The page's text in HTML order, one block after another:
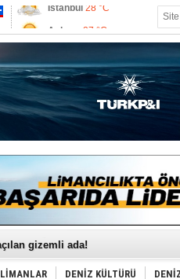
Antalya33 °C
Muğla 27 °C
Çanakkale 28 °C
karar çıktı
gizemli ada!
sertifikası alan ilk tersane oldu
ev sahipliği
LİMANLAR DENİZ KÜLTÜRÜ